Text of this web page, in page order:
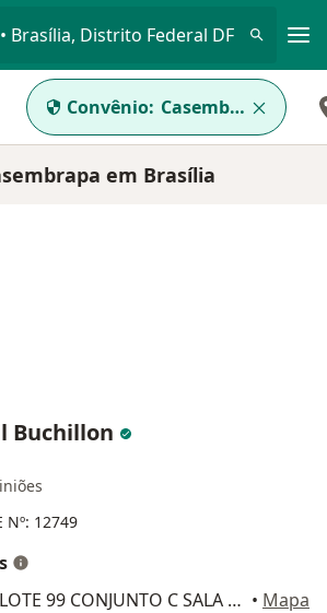
Brasília, Distrito Federal DF
Convênio: Casembrapa
em Brasília
Buchillon
Nº: 12749
SGAS 614/613 LOTE 99 CONJUNTO C SALA 71/73 VITRIUM CENTRO MEDICO, VIA L2 SUL, Brasília • Mapa